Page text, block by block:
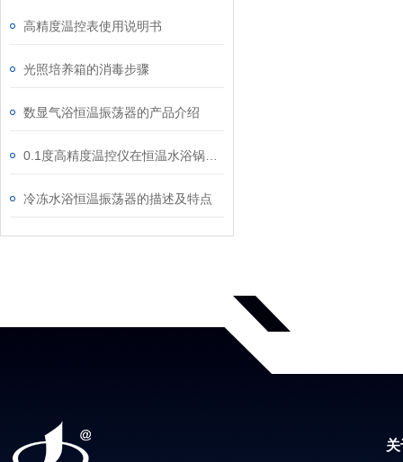
高精度温控表使用说明书
光照培养箱的消毒步骤
数显气浴恒温振荡器的产品介绍
冷冻水浴恒温振荡器的描述及特点